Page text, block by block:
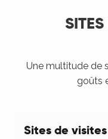
Une multitude de
goûts
Sites de visites